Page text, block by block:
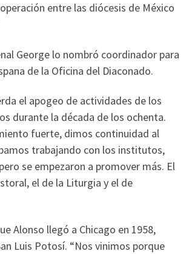
entre las diócesis de México
George lo nombró coordinador para
de la Oficina del Diaconado.
el apogeo de actividades de los
durante la década de los ochenta.
fuerte, dimos continuidad al
trabajando con los institutos,
se empezaron a promover más. El
el de la Liturgia y el de
Alonso llegó a Chicago en 1958,
Luis Potosí. “Nos vinimos porque